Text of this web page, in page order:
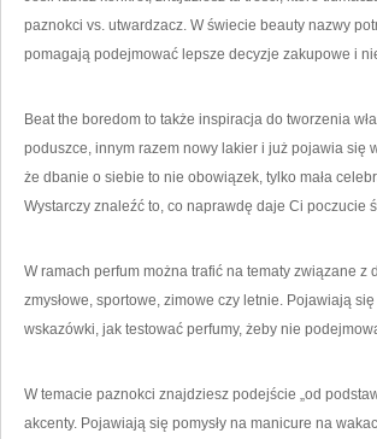
paznokci vs. utwardzacz. W świecie beauty nazwy
pomagają podejmować lepsze decyzje zakupowe i
Beat the boredom to także inspiracja do tworzenia
poduszce, innym razem nowy lakier i już pojawia się
że dbanie o siebie to nie obowiązek, tylko mała
Wystarczy znaleźć to, co naprawdę daje Ci poczucie
W ramach perfum można trafić na tematy związane
zmysłowe, sportowe, zimowe czy letnie. Pojawiają
wskazówki, jak testować perfumy, żeby nie
W temacie paznokci znajdziesz podejście „od
akcenty. Pojawiają się pomysły na manicure na